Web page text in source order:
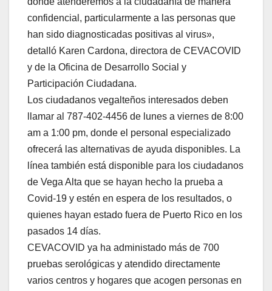
confidencial, particularmente a las personas que
han sido diagnosticadas positivas al virus»,
detalló Karen Cardona, directora de CEVACOVID
y de la Oficina de Desarrollo Social y
Participación Ciudadana.
Los ciudadanos vegalteños interesados deben
llamar al 787-402-4456 de lunes a viernes de 8:00
am a 1:00 pm, donde el personal especializado
ofrecerá las alternativas de ayuda disponibles. La
línea también está disponible para los ciudadanos
de Vega Alta que se hayan hecho la prueba a
Covid-19 y estén en espera de los resultados, o
quienes hayan estado fuera de Puerto Rico en los
pasados 14 días.
CEVACOVID ya ha administado más de 700
pruebas serológicas y atendido directamente
varios centros y hogares que acogen personas en